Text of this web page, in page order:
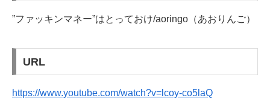
”ファッキンマネー”はとっておけ/aoringo（あおりんご）
URL
https://www.youtube.com/watch?v=lcoy-co5laQ